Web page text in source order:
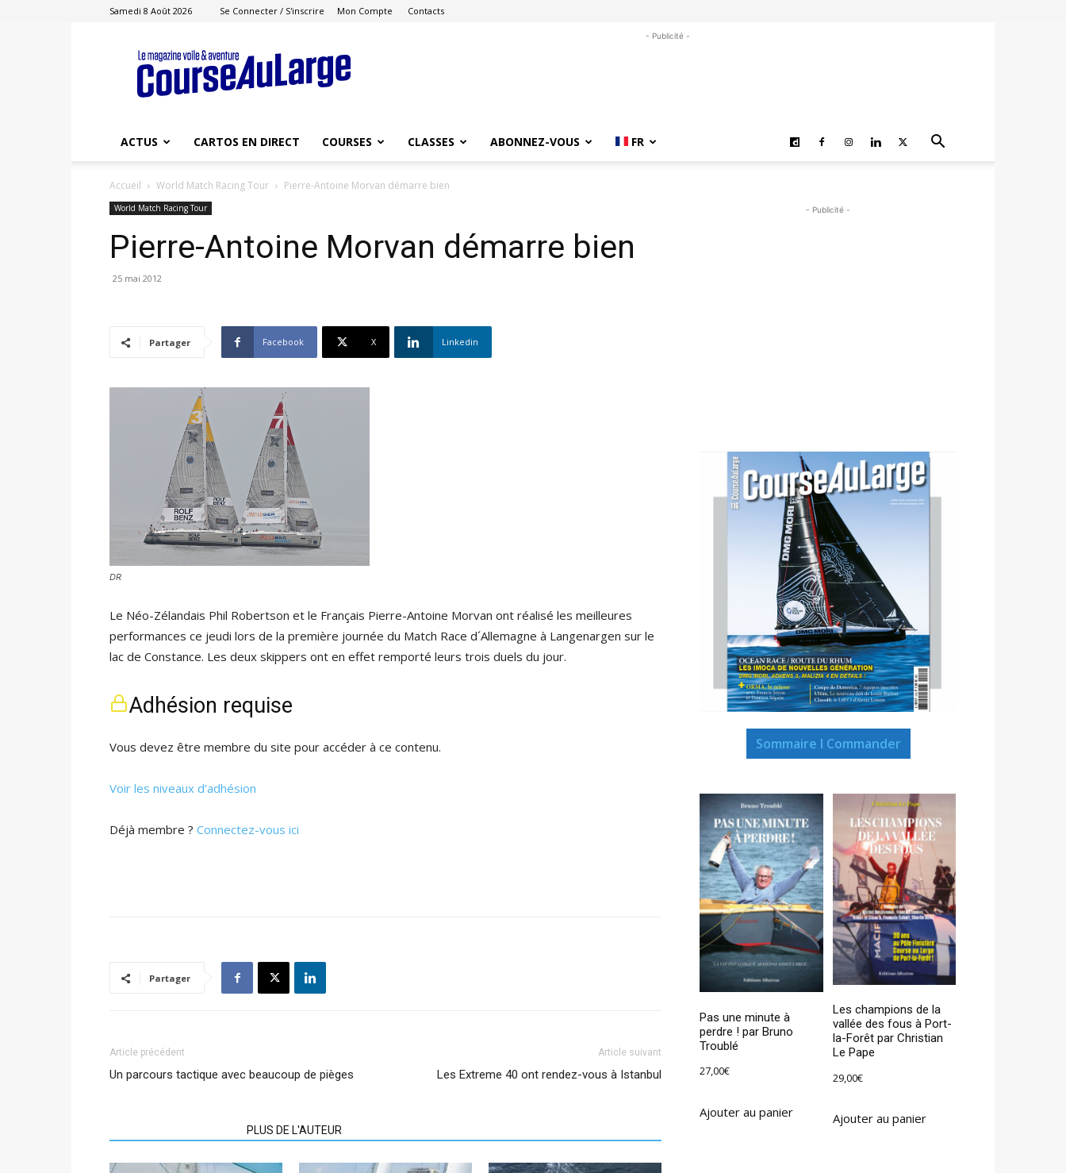
Samedi 8 Août 2026 Se Connecter / S'inscrire Mon Compte Contacts
Course
au
Large
- Publicité -
ACTUS CARTOS EN DIRECT COURSES CLASSES ABONNEZ-VOUS FR
Accueil World Match Racing Tour Pierre-Antoine Morvan démarre bien
World Match Racing Tour
Pierre-Antoine Morvan démarre bien
25 mai 2012
Partager Facebook X Linkedin
DR
Le Néo-Zélandais Phil Robertson et le Français Pierre-Antoine Morvan ont réalisé les meilleures
performances ce jeudi lors de la première journée du Match Race d´Allemagne à Langenargen sur le
lac de Constance. Les deux skippers ont en effet remporté leurs trois duels du jour.
Adhésion requise
Vous devez être membre du site pour accéder à ce contenu.
Voir les niveaux d’adhésion
Déjà membre ? Connectez-vous ici
Partager
Article précédent
Un parcours tactique avec beaucoup de pièges
Article suivant
Les Extreme 40 ont rendez-vous à Istanbul
PLUS DE L'AUTEUR
- Publicité -
Sommaire I Commander
Pas une minute à
perdre ! par Bruno
Troublé
27,00€
Ajouter au panier
Les champions de la
vallée des fous à Port-
la-Forêt par Christian
Le Pape
29,00€
Ajouter au panier